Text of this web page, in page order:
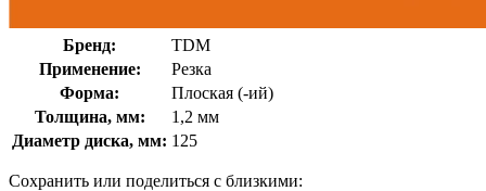
Бренд:
TDM
Применение:
Резка
Форма:
Плоская (-ий)
Толщина, мм:
1,2 мм
Диаметр диска, мм: 125
Сохранить или поделиться с близкими: